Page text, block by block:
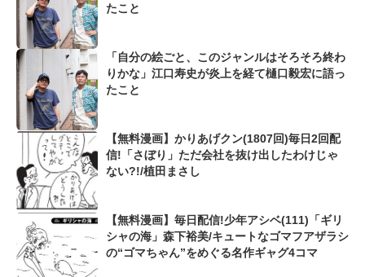
たこと
「自分の絵ごと、このジャンルはそろそろ終わ
りかな」江口寿史が炎上を経て樋口毅宏に語っ
たこと
【無料漫画】かりあげクン(1807回)毎日2回配
信!「さぼり」ただ会社を抜け出したわけじゃ
ない?!/植田まさし
【無料漫画】毎日配信!少年アシベ(111)「ギリ
シャの海」森下裕美/キュートなゴマフアザラシ
の“ゴマちゃん”をめぐる名作ギャグ4コマ